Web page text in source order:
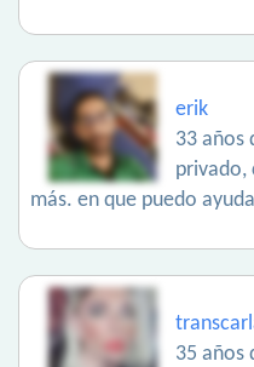
erik
33 años
privado,
más. en que puedo
35 años